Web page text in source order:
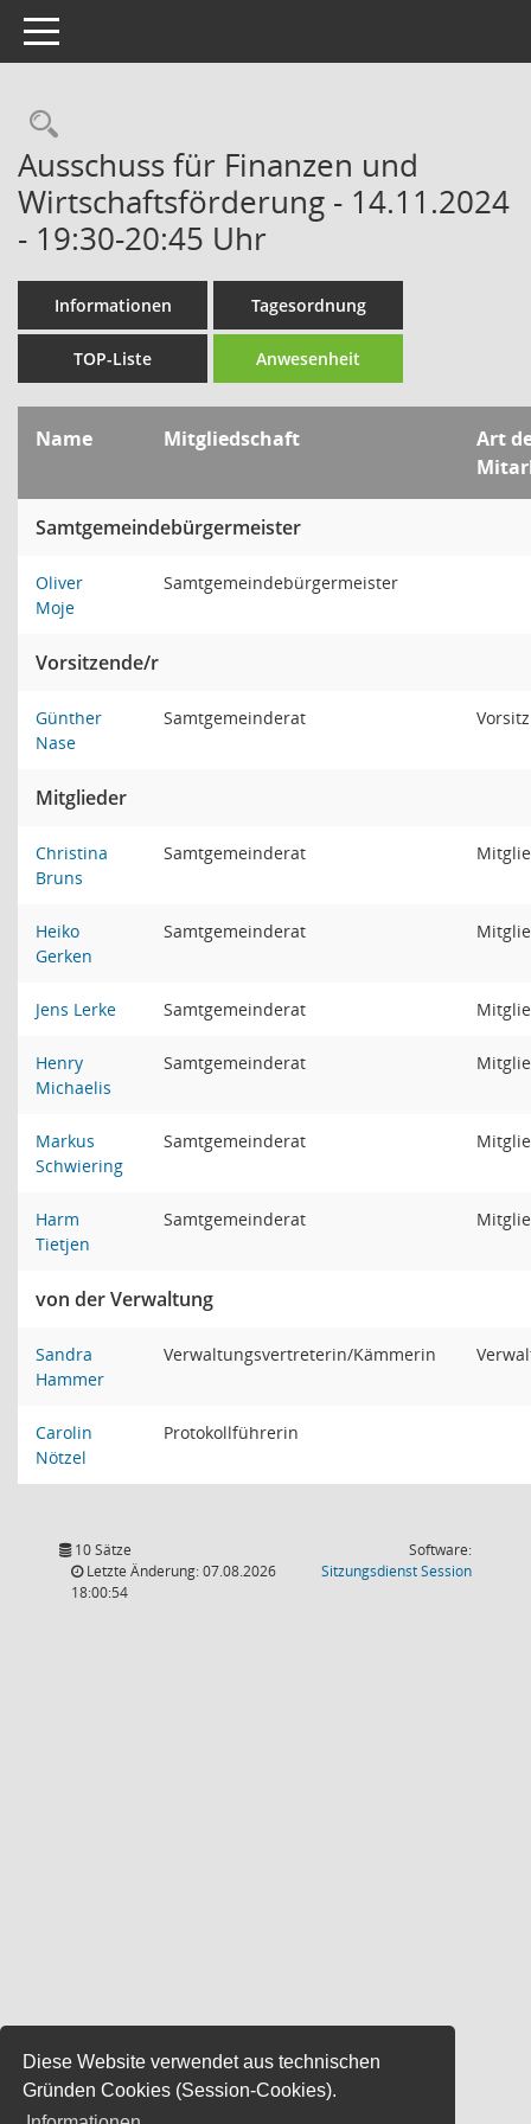
Diese Website verwendet aus technischen
Gründen Cookies (Session-Cookies).
Toggle navigation
Rechercheauswahl
Ausschuss für Finanzen und
Wirtschaftsförderung - 14.11.2024
- 19:30-20:45 Uhr
Informationen Tagesordnung
TOP-Liste Anwesenheit
Name Mitgliedschaft
Art
Samtgemeindebürgermeister
Oliver
Moje
Samtgemeindebürgermeister
Vorsitzende/r
Günther
Nase
Samtgemeinderat Vorsitz
Mitglieder
Christina
Bruns
Samtgemeinderat
Heiko
Gerken
Samtgemeinderat
Jens Lerke Samtgemeinderat
Henry
Michaelis
Samtgemeinderat
Markus
Schwiering
Samtgemeinderat
Harm
Tietjen
Samtgemeinderat
von der Verwaltung
Sandra
Hammer
Verwaltungsvertreterin/Kämmerin
Carolin
Nötzel
Protokollführerin
10 Sätze
Letzte Änderung: 07.08.2026
18:00:54
Software:
SitzungsdienstSession(Wird in